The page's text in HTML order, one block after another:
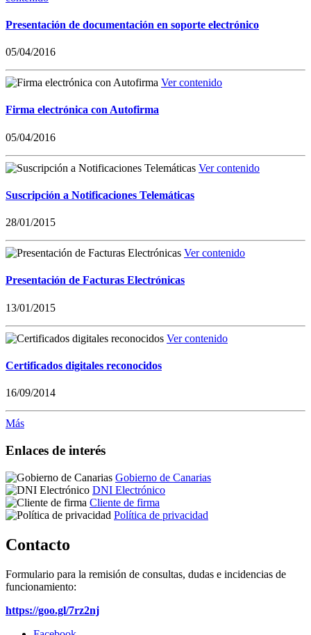
Presentación de documentación en soporte electrónico
05/04/2016
Ver contenido
Firma electrónica con Autofirma
05/04/2016
Ver contenido
Suscripción a Notificaciones Telemáticas
28/01/2015
Ver contenido
Presentación de Facturas Electrónicas
13/01/2015
Ver contenido
Certificados digitales reconocidos
16/09/2014
Más
Enlaces de interés
Gobierno de Canarias
DNI Electrónico
Cliente de firma
Política de privacidad
Contacto
Formulario para la remisión de consultas, dudas e incidencias de
funcionamiento:
https://goo.gl/7rz2nj